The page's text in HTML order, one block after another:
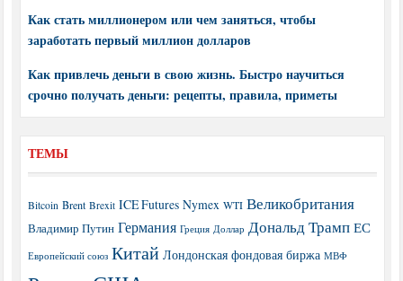
Как стать миллионером или чем заняться, чтобы
заработать первый миллион долларов
Как привлечь деньги в свою жизнь. Быстро научиться
срочно получать деньги: рецепты, правила, приметы
ТЕМЫ
Bitcoin Brent Brexit ICE Futures Nymex WTI Великобритания
Владимир Путин Германия Греция Доллар Дональд Трамп ЕС
Европейский союз Китай Лондонская фондовая биржа МВФ